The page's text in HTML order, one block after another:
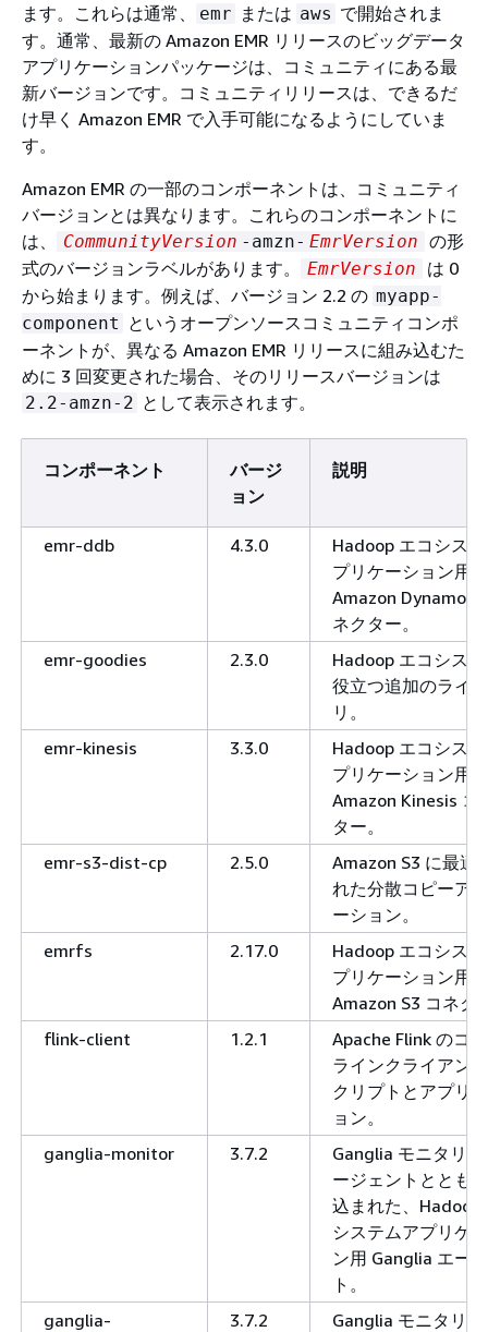
ます。これらは通常、
emr または aws で開始されま
す。通常、最新の Amazon EMR リリースのビッグデータ
アプリケーションパッケージは、コミュニティにある最
新バージョンです。コミュニティリリースは、できるだ
け早く Amazon EMR で入手可能になるようにしていま
す。
Amazon EMR の一部のコンポーネントは、コミュニティ
バージョンとは異なります。これらのコンポーネントに
は、
CommunityVersion -amzn- EmrVersion の形
式のバージョンラベルがあります。
EmrVersion
は 0
から始まります。例えば、バージョン 2.2 の myapp-
component というオープンソースコミュニティコンポ
ーネントが、異なる Amazon EMR リリースに組み込むた
めに 3 回変更された場合、そのリリースバージョンは
2.2-amzn-2 として表示されます。
コンポーネント
バージ
ョン
説明
emr-ddb 4.3.0
Hadoop エコシス
プリケーション用の
Amazon
ネクター。
emr-goodies
2.3.0
Hadoop エコシス
役立つ追加のライ
リ。
emr-kinesis
3.3.0
Hadoop エコシス
プリケーション用の
Amazon Kinesis コ
ター。
emr-s3-dist-cp
2.5.0
Amazon S3 に最適
れた分散コピーア
ーション。
emrfs
2.17.0
Hadoop エコシス
プリケーション用の
Amazon S3 コネク
flink-client
1.2.1
Apache Flink のコ
ラインクライアン
クリプトとアプリ
ョン。
ganglia-monitor
3.7.2
Ganglia モニタリ
ージェントととも
込まれた、Hadoop
システムアプリケ
ン用 Ganglia エー
ト。
ganglia-
3.7.2
Ganglia モニタリ